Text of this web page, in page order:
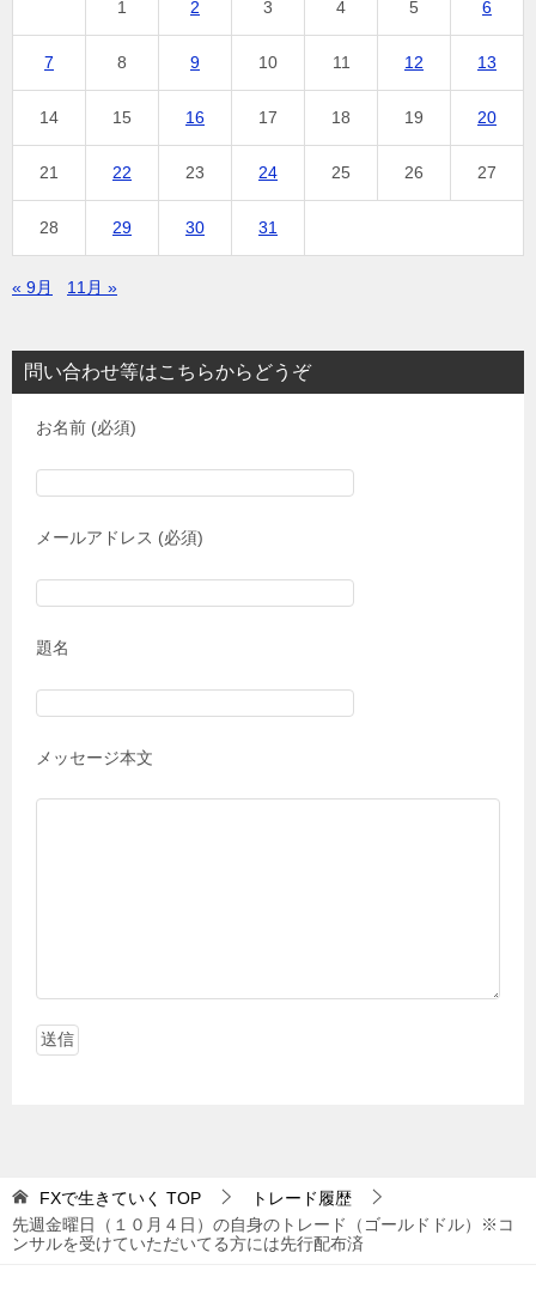
1 2 3 4 5 6
7 8 9 10 11 12 13
14 15 16 17 18 19 20
21 22 23 24 25 26 27
28 29 30 31
« 9月 11月 »
問い合わせ等はこちらからどうぞ
お名前 (必須)
メールアドレス (必須)
題名
メッセージ本文
FXで生きていく TOP
トレード履歴
先週金曜日（１０月４日）の自身のトレード（ゴールドドル）※コ
ンサルを受けていただいてる方には先行配布済